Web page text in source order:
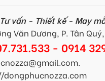
vấn - Thiết kế - May
Văn Dương, P. Tân
- 0914